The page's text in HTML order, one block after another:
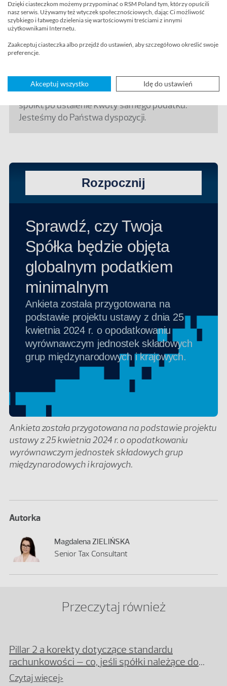
przypadków grupy połączonej oraz podzielonej.
W razie jakichkolwiek pytań lub potrzeby
omówienia tematu, gorąco zachęcamy do
kontaktu z naszymi ekspertami
z globalnym podatkiem minimalnym – od
weryfikacji, czy będzie on dotyczył Państwa
spółki, po ustalenie kwoty samego podatku.
Jesteśmy do Państwa dyspozycji.
Ankieta została przygotowana na podstawie projektu
ustawy z 25 kwietnia 2024 r. o opodatkowaniu
wyrównawczym jednostek składowych grup
międzynarodowych i krajowych.
Autorka
Magdalena ZIELIŃSKA
Senior Tax Consultant
Przeczytaj również
Pillar 2 a korekty dotyczące standardu
rachunkowości – co, jeśli spółki należące do
grupy mają różne lata podatkowe?
Czytaj więcej>
Dzięki ciasteczkom możemy przypominać o RSM Poland tym, którzy opuścili
nasz serwis. Używamy też wtyczek społecznościowych, dając Ci możliwość
szybkiego i łatwego dzielenia się wartościowymi treściami z innymi
użytkownikami Internetu.
Zaakceptuj ciasteczka albo przejdź do ustawień, aby szczegółowo określić swoje
preferencje.
Akceptuj wszystko Idę do ustawień